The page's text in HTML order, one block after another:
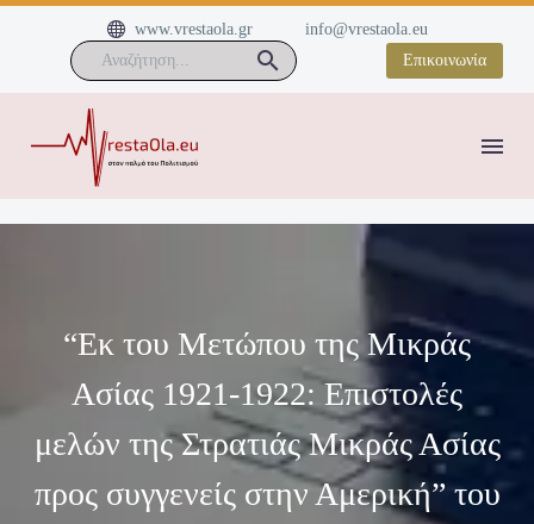

 www.vrestaola.gr
info@vrestaola.eu
Επικοινωνία
“Εκ του Μετώπου της Μικράς
Ασίας 1921-1922: Επιστολές
μελών της Στρατιάς Μικράς Ασίας
προς συγγενείς στην Αμερική” του